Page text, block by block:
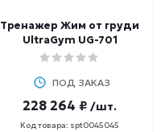
Тренажер Жим от груди
UltraGym UG-701
ПОД ЗАКАЗ
228 264 ₽ /шт.
Код товара: spt0045045